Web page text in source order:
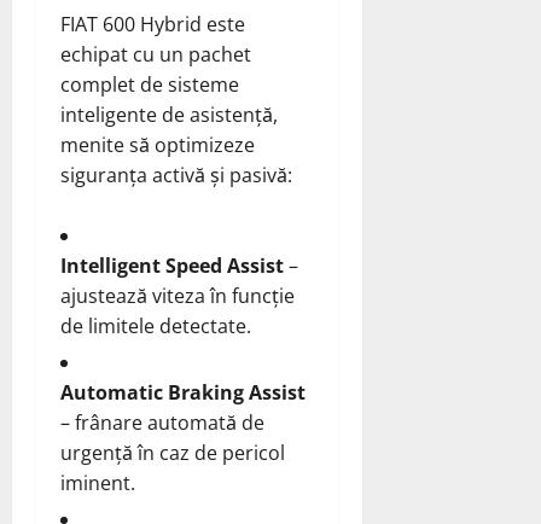
FIAT 600 Hybrid este
echipat cu un pachet
complet de sisteme
inteligente de asistență,
menite să optimizeze
siguranța activă și pasivă:
Intelligent Speed Assist–
ajustează viteza în funcție
de limitele detectate.
Automatic Braking Assist
– frânare automată de
urgență în caz de pericol
iminent.